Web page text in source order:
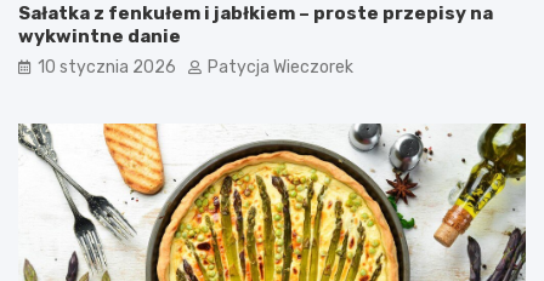
Sałatka z fenkułem i jabłkiem – proste przepisy na
wykwintne danie
10 stycznia 2026 Patycja Wieczorek